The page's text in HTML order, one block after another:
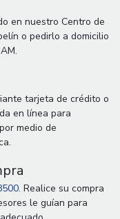
en nuestro Centro de
o pedirlo a domicilio
tarjeta de crédito o
en línea para
medio de
Realice su compra
le guían para